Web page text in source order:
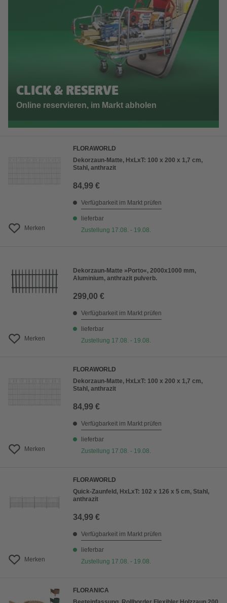
CLICK & RESERVE
Online reservieren, im Markt abholen
Merken
FLORAWORLD
Dekorzaun-Matte, HxLxT: 100 x 200 x 1,7 cm,
Stahl, anthrazit
84,99 €
Verfügbarkeit im Markt prüfen
lieferbar
Zustellung 17.08. - 19.08.
Merken
Dekorzaun-Matte »Porto«, 2000x1000 mm,
Aluminium, anthrazit pulverb.
299,00 €
Verfügbarkeit im Markt prüfen
lieferbar
Zustellung 17.08. - 19.08.
Merken
FLORAWORLD
Dekorzaun-Matte, HxLxT: 100 x 200 x 1,7 cm,
Stahl, anthrazit
84,99 €
Verfügbarkeit im Markt prüfen
lieferbar
Zustellung 17.08. - 19.08.
Merken
FLORAWORLD
Quick-Zaunfeld, HxLxT: 102 x 126 x 5 cm, Stahl,
anthrazit
34,99 €
Verfügbarkeit im Markt prüfen
lieferbar
Zustellung 17.08. - 19.08.
FLORANICA